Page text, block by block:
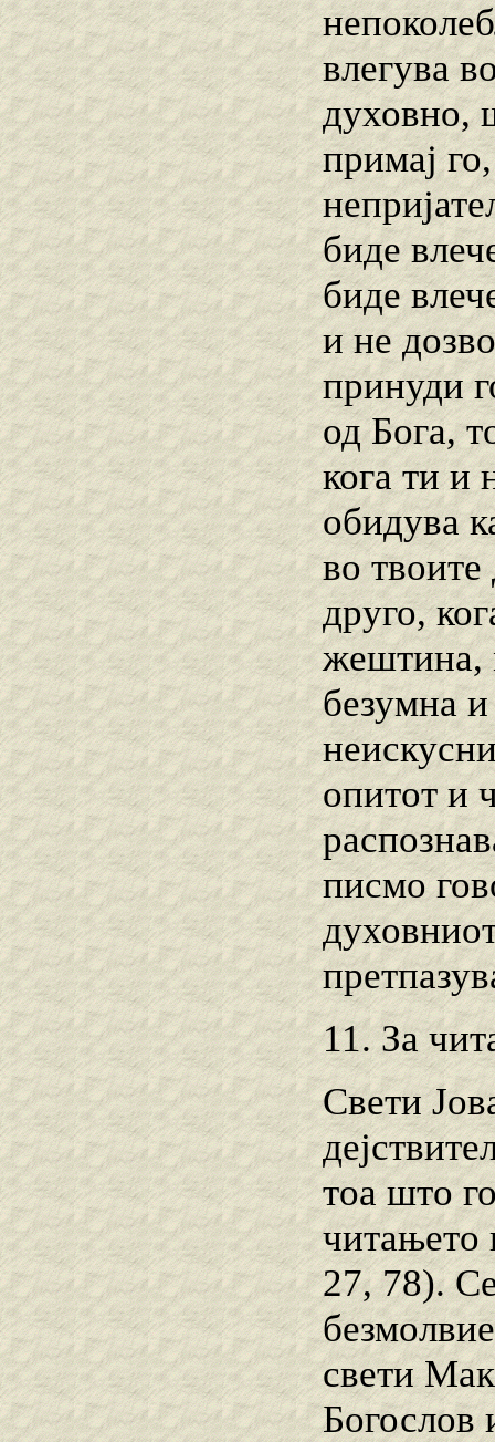
влегува
духовно,
примај
биде
биде
и не
принуди
од Бога,
кога ти и
обидува
во
друго,
жештина,
безумна
опитот и
писмо
11. За
Свети
тоа што
читањето
27, 78).
свети
Богослов